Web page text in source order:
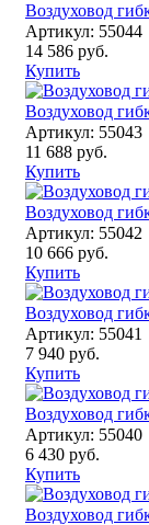
Воздуховод
Артикул: 55044
14 586 руб.
Купить
Воздуховод
Артикул: 55043
11 688 руб.
Купить
Воздуховод
Артикул: 55042
10 666 руб.
Купить
Воздуховод
Артикул: 55041
7 940 руб.
Купить
Воздуховод
Артикул: 55040
6 430 руб.
Купить
Воздуховод